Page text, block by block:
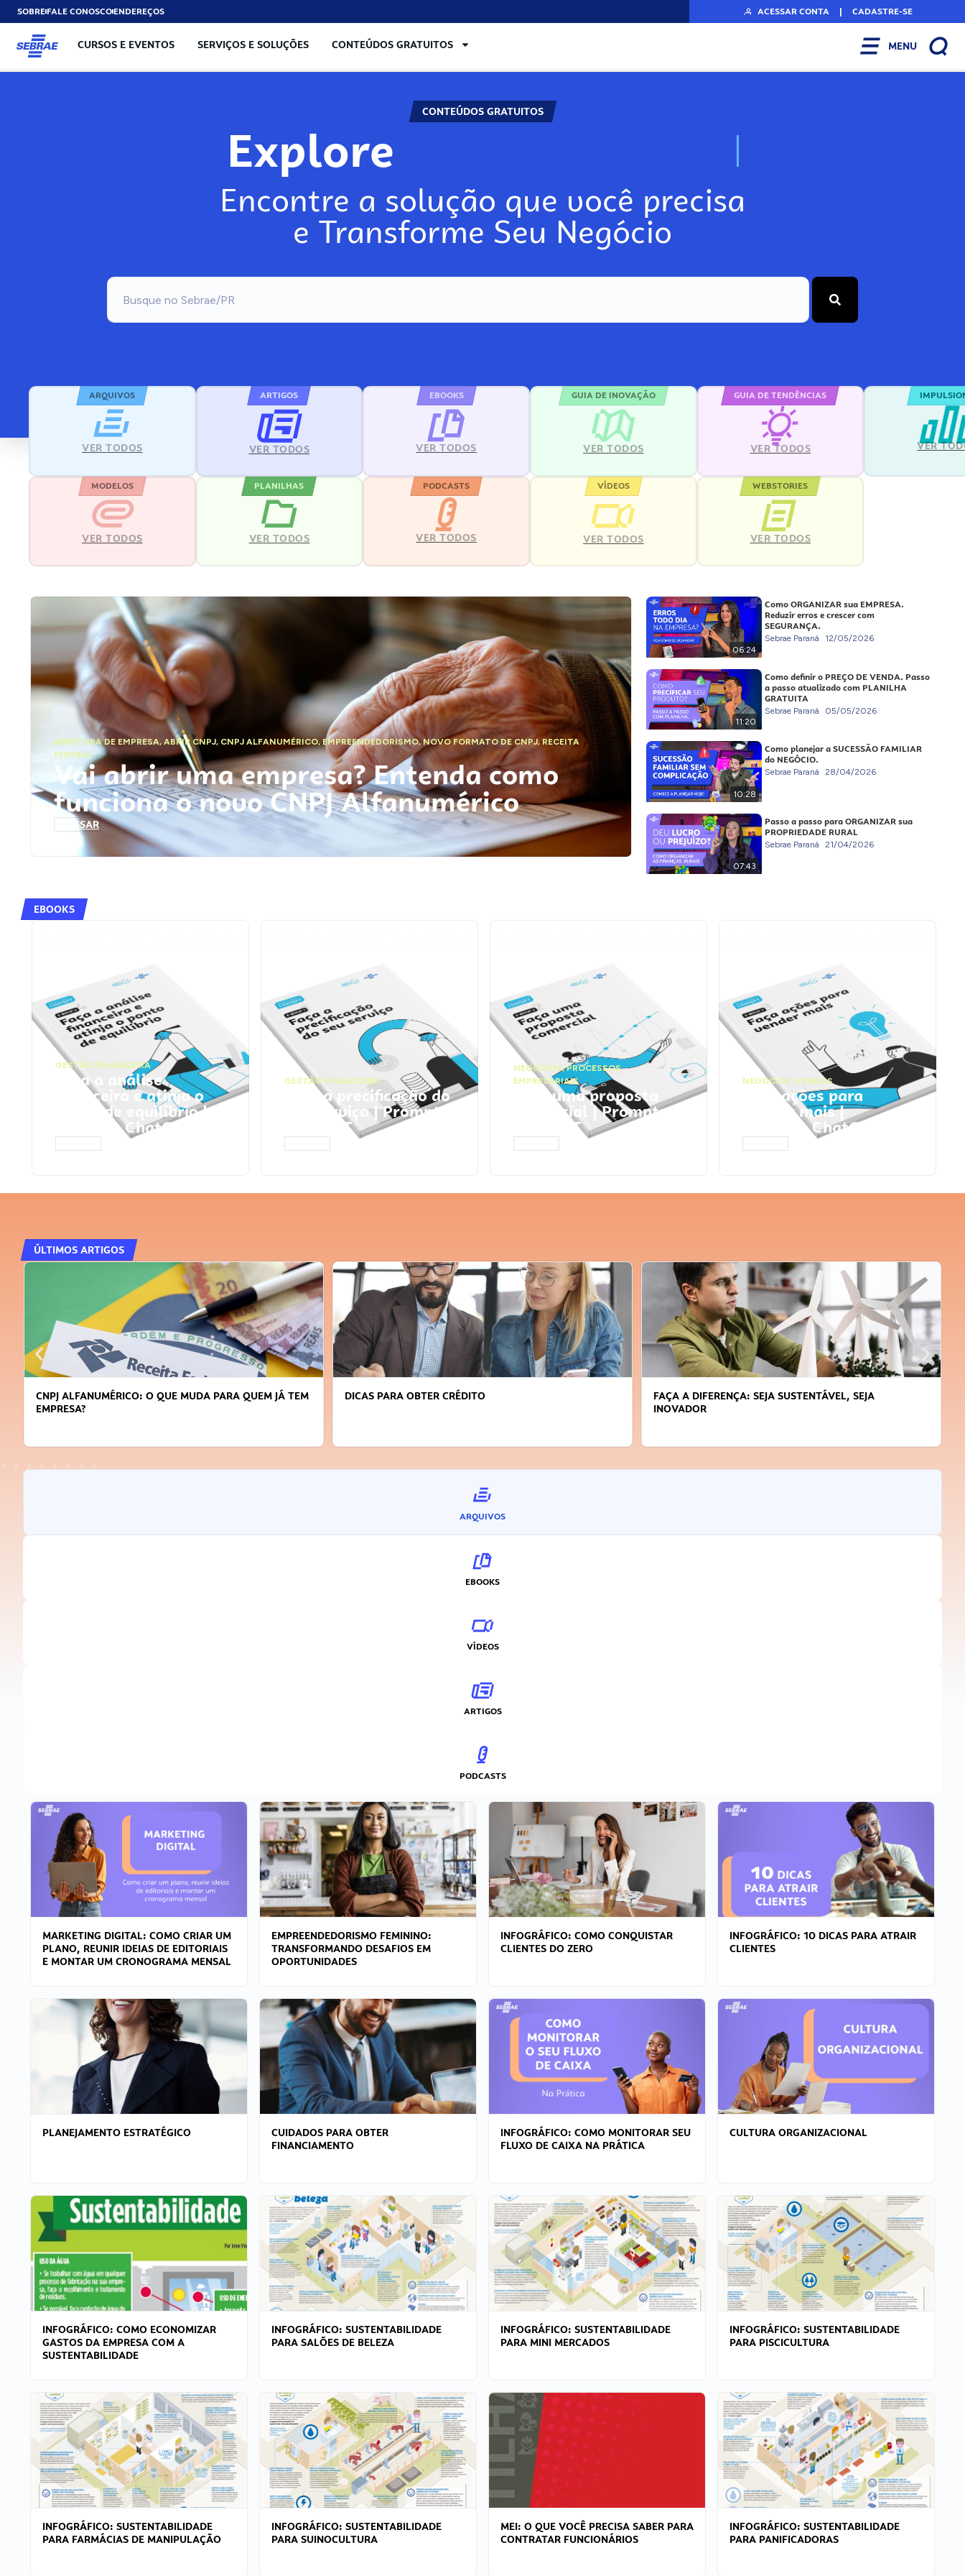
SOBREFALE CONOSCOENDEREÇOS ACESSAR CONTA | CADASTRE-SE
CURSOS E EVENTOS SERVIÇOS E SOLUÇÕES CONTEÚDOS GRATUITOS MENU
CONTEÚDOS GRATUITOS
Explore N
Encontre a solução que você precisa
e Transforme Seu Negócio
ARQUIVOS
VER TODOS
ARTIGOS
VER TODOS
EBOOKS
VER TODOS
GUIA DE INOVAÇÃO
VER TODOS
GUIA DE TENDÊNCIAS
VER TODOS VER
MODELOS
VER TODOS
PLANILHAS
VER TODOS
PODCASTS
VER TODOS
VÍDEOS
VER TODOS
WEBSTORIES
VER TODOS
ABERTURA DE EMPRESA,ABRIR CNPJ, CNPJ ALFANUMÉRICO, EMPREENDEDORISMO,NOVO FORMATO DE CNPJ,RECEITA
FEDERAL
Vai abrir uma empresa? Entenda como
funciona o novo CNPJ Alfanumérico
ACESSAR
06:24
Como ORGANIZAR sua EMPRESA.
Reduzir erros e crescer com
SEGURANÇA.
Sebrae Paraná 12/05/2026
11:20
Como definir o PREÇO DE VENDA. Passo
a passo atualizado com PLANILHA
GRATUITA
Sebrae Paraná 05/05/2026
10:28
Como planejar a SUCESSÃO FAMILIAR
do NEGÓCIO.
Sebrae Paraná 28/04/2026
07:43
Passo a passo para ORGANIZAR sua
PROPRIEDADE RURAL
Sebrae Paraná 21/04/2026
EBOOKS
GESTÃO FINANCEIRA
Faça a análise
financeira e atinja o
ponto de equilíbrio |
Prompts ChatGPT
GESTÃO FINANCEIRA
Faça a precificação do
seu serviço | Prompts
ChatGPT
NEGÓCIOS,PROCESSOS
EMPRESARIAIS
Faça uma proposta
comercial | Prompts
ChatGPT
NEGÓCIOS, VENDAS
Faça ações para
vender mais |
Prompts ChatGPT
ÚLTIMOS ARTIGOS
DICAS PARA OBTER CRÉDITO
FAÇA A DIFERENÇA: SEJA SUSTENTÁVEL, SEJA
APRENDA A GERENCIAR O SEU TEMPO
ARQUIVOS
EBOOKS
VÍDEOS
ARTIGOS
PODCASTS
MARKETING DIGITAL: COMO CRIAR UM
PLANO, REUNIR IDEIAS DE EDITORIAIS
E MONTAR UM CRONOGRAMA MENSAL
EMPREENDEDORISMO FEMININO:
TRANSFORMANDO DESAFIOS EM
OPORTUNIDADES
INFOGRÁFICO: COMO CONQUISTAR
CLIENTES DO ZERO
INFOGRÁFICO: 10 DICAS PARA ATRAIR
CLIENTES
PLANEJAMENTO ESTRATÉGICO
CUIDADOS PARA OBTER
FINANCIAMENTO
INFOGRÁFICO: COMO MONITORAR SEU
FLUXO DE CAIXA NA PRÁTICA
CULTURA ORGANIZACIONAL
INFOGRÁFICO: COMO ECONOMIZAR
GASTOS DA EMPRESA COM A
SUSTENTABILIDADE
INFOGRÁFICO: SUSTENTABILIDADE
PARA SALÕES DE BELEZA
INFOGRÁFICO: SUSTENTABILIDADE
PARA MINI MERCADOS
INFOGRÁFICO: SUSTENTABILIDADE
PARA PISCICULTURA
INFOGRÁFICO: SUSTENTABILIDADE
PARA FARMÁCIAS DE MANIPULAÇÃO
INFOGRÁFICO: SUSTENTABILIDADE
PARA SUINOCULTURA
MEI: O QUE VOCÊ PRECISA SABER PARA
CONTRATAR FUNCIONÁRIOS
INFOGRÁFICO: SUSTENTABILIDADE
PARA PANIFICADORAS